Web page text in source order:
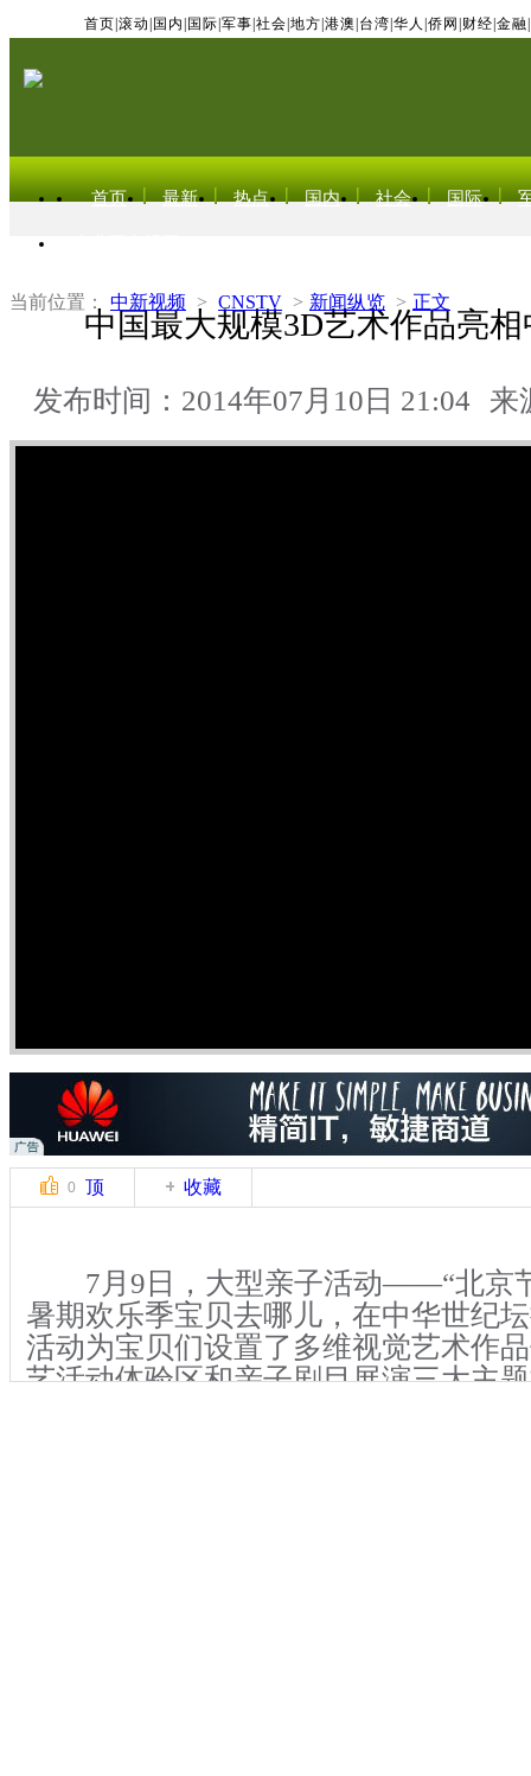
首页 滚动 国内 国际 军事 社会 地方 港澳 台湾 华人 侨网 财经 金融
首页 最新 热点 国内 社会 国际
当前位置： 中新视频 > CNSTV > 新闻纵览 > 正文
中国最大规模3D艺术作品亮
发布时间：2014年07月10日 21:04 来
0 顶 收藏
7月9日，大型亲子活动——“北京
暑期欢乐季宝贝去哪儿，在中华世纪
活动为宝贝们设置了多维视觉艺术作
艺活动体验区和亲子剧目展演三大主